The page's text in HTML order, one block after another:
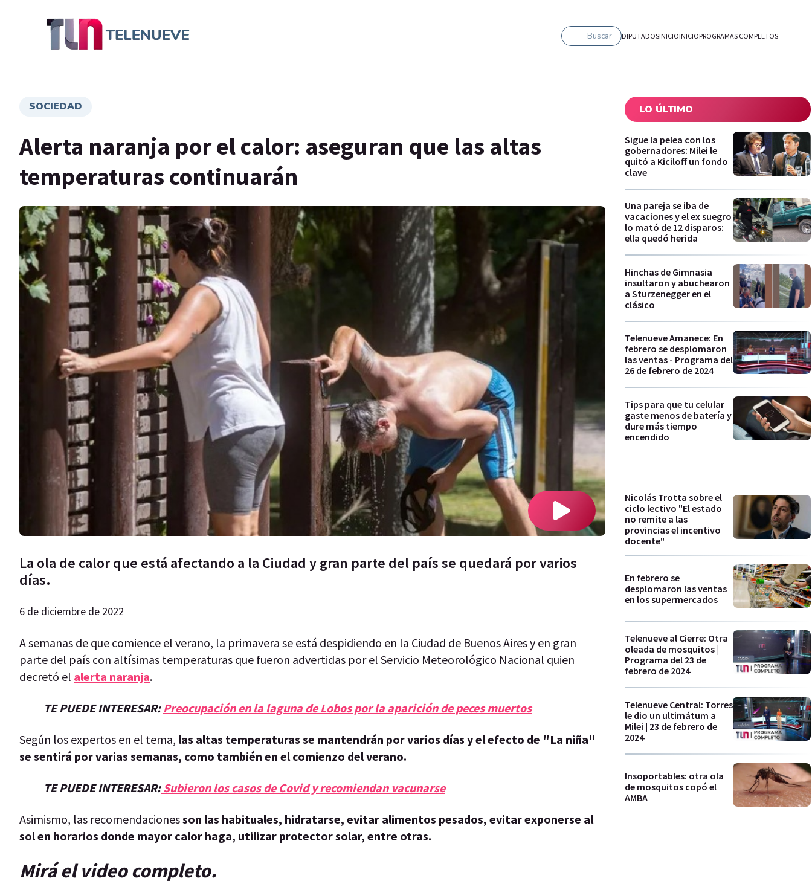
Buscar DIPUTADOSINICIOINICIOPROGRAMAS COMPLETOS
SOCIEDAD
Alerta naranja por el calor: aseguran que las altas
temperaturas continuarán
La ola de calor que está afectando a la Ciudad y gran parte del país se quedará por varios
días.
6 de diciembre de 2022
A semanas de que comience el verano, la primavera se está despidiendo en la Ciudad de Buenos Aires y en gran
parte del país con altísimas temperaturas que fueron advertidas por el Servicio Meteorológico Nacional quien
decretó el alerta naranja.
TE PUEDE INTERESAR: Preocupación en la laguna de Lobos por la aparición de peces muertos
Según los expertos en el tema, las altas temperaturas se mantendrán por varios días y el efecto de "La niña"
se sentirá por varias semanas, como también en el comienzo del verano.
TE PUEDE INTERESAR:Subieron los casos de Covid y recomiendan vacunarse
Asimismo, las recomendacionesson las habituales, hidratarse, evitar alimentos pesados, evitar exponerse al
sol en horarios donde mayor calor haga, utilizar protector solar, entre otras.
Mirá el video completo.
LO ÚLTIMO
Sigue la pelea con los
gobernadores: Milei le
quitó a Kiciloff un fondo
clave
Una pareja se iba de
vacaciones y el ex suegro
lo mató de 12 disparos:
ella quedó herida
Hinchas de Gimnasia
insultaron y abuchearon
a Sturzenegger en el
clásico
Telenueve Amanece: En
febrero se desplomaron
las ventas - Programa del
26 de febrero de 2024
Tips para que tu celular
gaste menos de batería y
dure más tiempo
encendido
Nicolás Trotta sobre el
ciclo lectivo "El estado
no remite a las
provincias el incentivo
docente"
En febrero se
desplomaron las ventas
en los supermercados
Telenueve al Cierre: Otra
oleada de mosquitos |
Programa del 23 de
febrero de 2024
Telenueve Central: Torres
le dio un ultimátum a
Milei | 23 de febrero de
2024
Insoportables: otra ola
de mosquitos copó el
AMBA